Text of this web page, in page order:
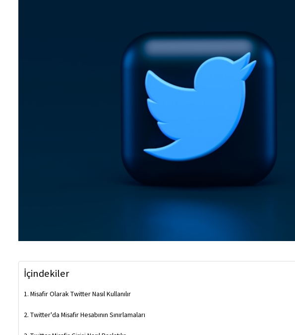
İçindekiler
Misafir Olarak Twitter Nasıl Kullanılır
Twitter'da Misafir Hesabının Sınırlamaları